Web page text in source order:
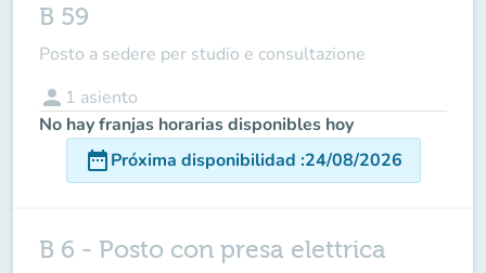
B 59
Posto a sedere per studio e consultazione
person 1 asiento
No hay franjas horarias disponibles hoy
date_rangePróxima disponibilidad :24/08/2026
B 6 - Posto con presa elettrica